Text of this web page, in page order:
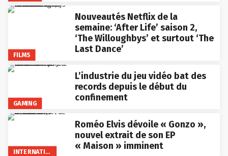
FILMS
Nouveautés Netflix de la
semaine: ‘After Life’ saison 2,
‘The Willoughbys’ et surtout ‘The
Last Dance’
GAMING
L’industrie du jeu vidéo bat des
records depuis le début du
confinement
INTERNATIONAL
Roméo Elvis dévoile « Gonzo »,
nouvel extrait de son EP
« Maison » imminent